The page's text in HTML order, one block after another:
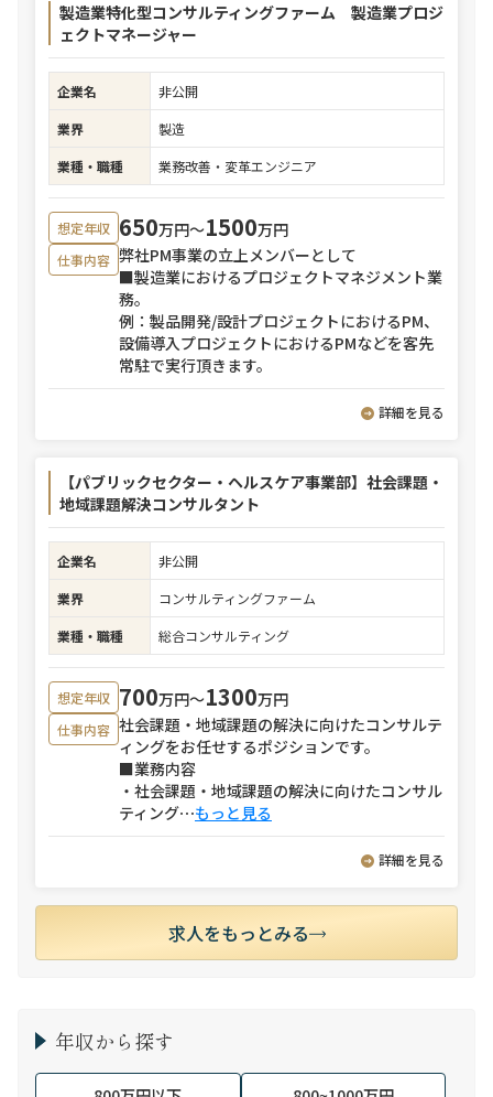
製造業特化型コンサルティングファーム 製造業プロジ
ェクトマネージャー
企業名
非公開
業界
製造
業種・職種
業務改善・変革エンジニア
想定年収 650万円〜1500万円
仕事内容 弊社PM事業の立上メンバーとして
■製造業におけるプロジェクトマネジメント業
務。
例：製品開発/設計プロジェクトにおけるPM、
設備導入プロジェクトにおけるPMなどを客先
常駐で実行頂きます。
詳細を見る
【パブリックセクター・ヘルスケア事業部】社会課題・
地域課題解決コンサルタント
企業名
非公開
業界
コンサルティングファーム
業種・職種
総合コンサルティング
想定年収 700万円〜1300万円
仕事内容 社会課題・地域課題の解決に向けたコンサルテ
ィングをお任せするポジションです。
■業務内容
・社会課題・地域課題の解決に向けたコンサル
ティング⋯もっと見る
詳細を見る
求人をもっとみる
年収から探す